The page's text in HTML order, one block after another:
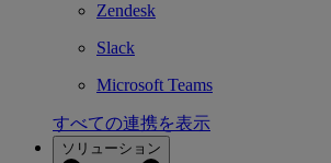
Zendesk
Slack
Microsoft Teams
すべての連携を表示
ソリューション